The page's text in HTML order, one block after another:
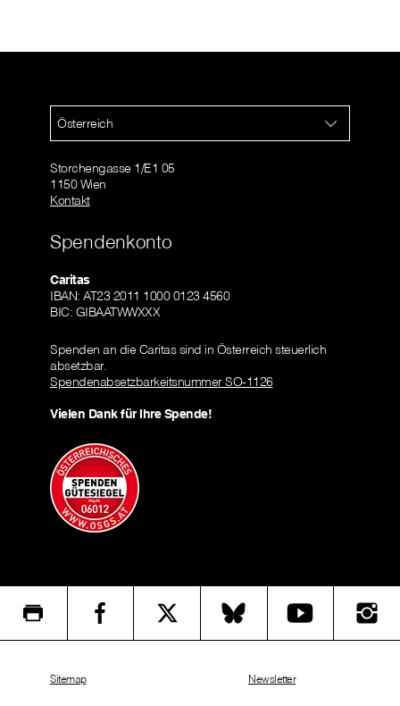
Österreich
Storchengasse 1/E1 05
1150 Wien
Kontakt
Spendenkonto
Caritas
IBAN: AT23 2011 1000 0123 4560
BIC: GIBAATWWXXX
Spenden an die Caritas sind in Österreich steuerlich
absetzbar.
Spendenabsetzbarkeitsnummer SO-1126
Vielen Dank für Ihre Spende!
Sitemap Newsletter